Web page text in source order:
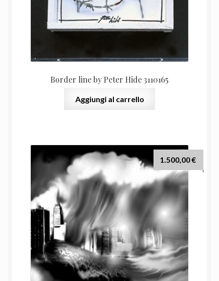
Border line by Peter Hide 3110165
Aggiungi al carrello
1.500,00€